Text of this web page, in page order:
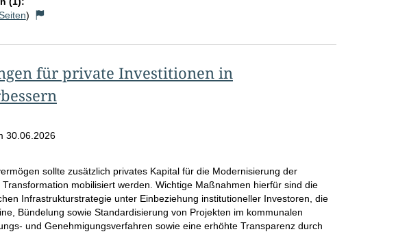
i
e
)
für private Investitionen in
30.06.2026
sollte zusätzlich privates Kapital für die Modernisierung der
mobilisiert werden. Wichtige Maßnahmen hierfür sind die
Infrastrukturstrategie unter Einbeziehung institutioneller Investoren, die
Bündelung sowie Standardisierung von Projekten im kommunalen
und Genehmigungsverfahren sowie eine erhöhte Transparenz durch